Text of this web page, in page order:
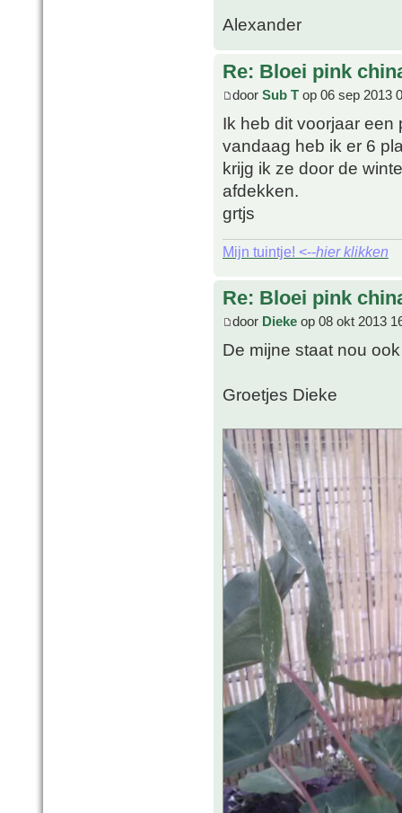
Alexander
Re: Bloei pink
door Sub T op 06 sep 2013
Ik heb dit voorjaar een
vandaag heb ik er 6
krijg ik ze door de
afdekken.
grtjs
Mijn tuintje! <--hier klikken
Re: Bloei pink
door Dieke op 08 okt 2013
De mijne staat nou
Groetjes Dieke